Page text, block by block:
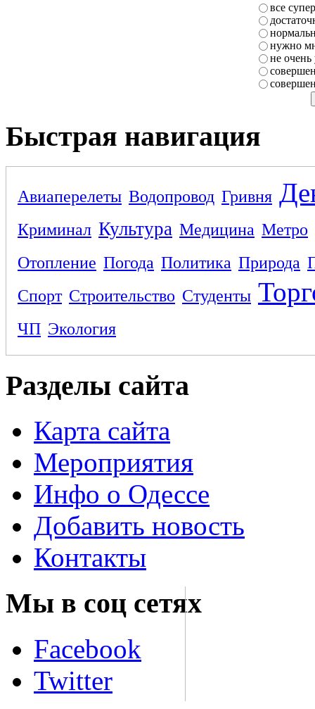
все супер
нужно
не очень
Быстрая навигация
Авиаперелеты Водопровод Гривня
Криминал Культура Медицина Метро
Отопление Погода Политика Природа
Спорт Строительство Студенты
ЧП Экология
Разделы сайта
Карта сайта
Мероприятия
Инфо о Одессе
Добавить новость
Контакты
Мы в соц сетях
Facebook
Twitter